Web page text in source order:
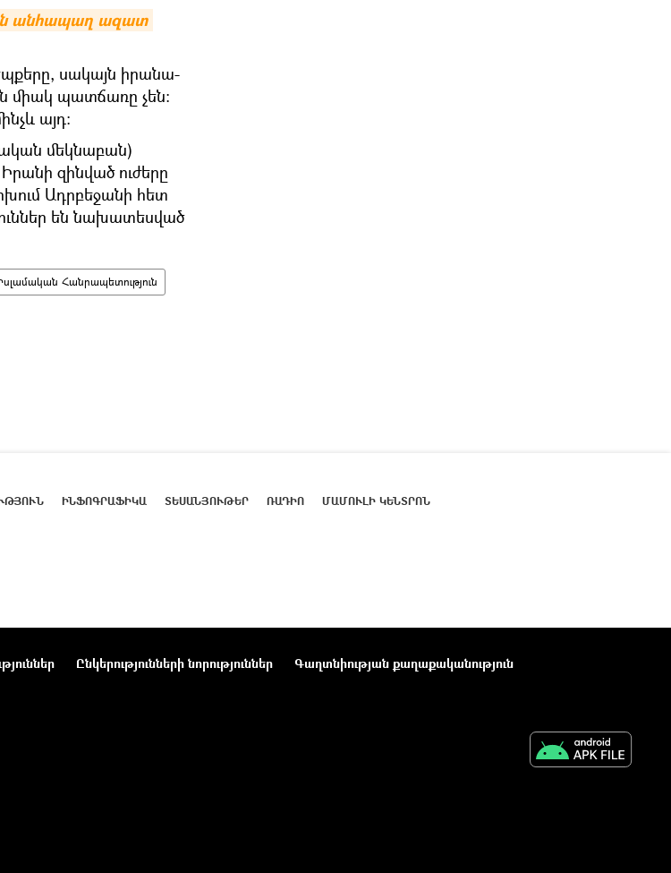
անհապաղ ազատ
սակայն իրանա-
միակ պատճառը չեն։
այդ։
մեկնաբան)
զինված ուժերը
Ադրբեջանի հետ
են նախատեսված
Հանրապետություն
ԻՆՖՈԳՐԱՖԻԿԱ ՏԵՍԱՆՅՈՒԹԵՐ ՌԱԴԻՈ ՄԱՄՈՒԼԻ ԿԵՆՏՐՈՆ
Ընկերությունների նորություններ
Գաղտնիության քաղաքականություն